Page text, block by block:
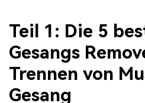
Teil 1: Die 5
Gesangs
Trennen von
Gesang